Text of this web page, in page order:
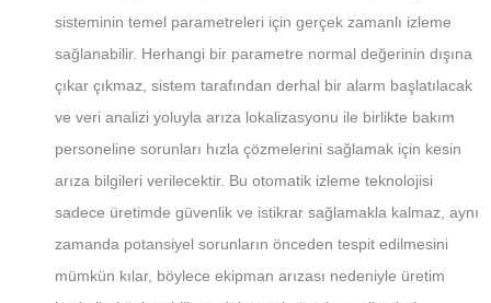
sisteminin temel parametreleri için gerçek zamanlı izleme
sağlanabilir. Herhangi bir parametre normal değerinin dışına
çıkar çıkmaz, sistem tarafından derhal bir alarm başlatılacak
ve veri analizi yoluyla arıza lokalizasyonu ile birlikte bakım
personeline sorunları hızla çözmelerini sağlamak için kesin
arıza bilgileri verilecektir. Bu otomatik izleme teknolojisi
sadece üretimde güvenlik ve istikrar sağlamakla kalmaz, aynı
zamanda potansiyel sorunların önceden tespit edilmesini
mümkün kılar, böylece ekipman arızası nedeniyle üretim